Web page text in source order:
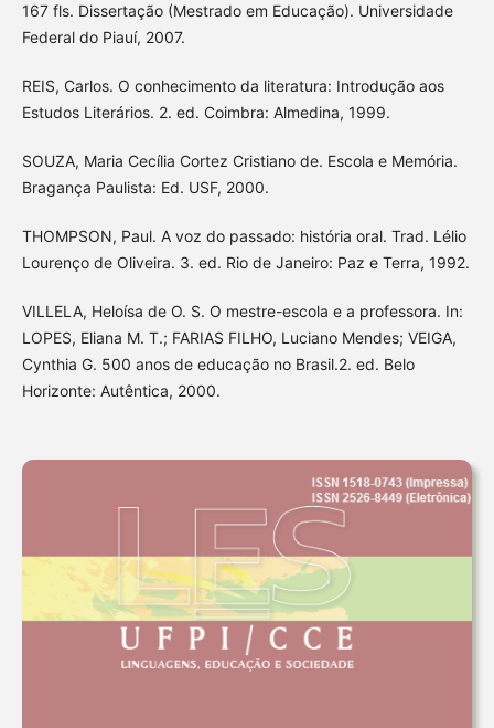
167 fls. Dissertação (Mestrado em Educação). Universidade
Federal do Piauí, 2007.
REIS, Carlos. O conhecimento da literatura: Introdução aos
Estudos Literários. 2. ed. Coimbra: Almedina, 1999.
SOUZA, Maria Cecília Cortez Cristiano de. Escola e Memória.
Bragança Paulista: Ed. USF, 2000.
THOMPSON, Paul. A voz do passado: história oral. Trad. Lélio
Lourenço de Oliveira. 3. ed. Rio de Janeiro: Paz e Terra, 1992.
VILLELA, Heloísa de O. S. O mestre-escola e a professora. In:
LOPES, Eliana M. T.; FARIAS FILHO, Luciano Mendes; VEIGA,
Cynthia G. 500 anos de educação no Brasil.2. ed. Belo
Horizonte: Autêntica, 2000.